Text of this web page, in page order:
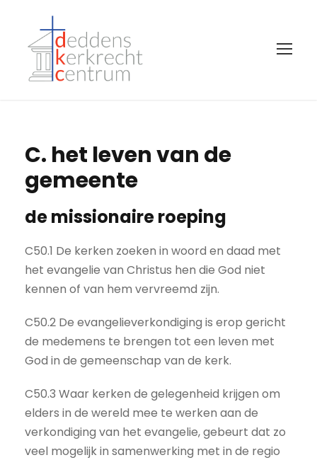
C. het leven van de
gemeente
de missionaire roeping
C50.1 De kerken zoeken in woord en daad met
het evangelie van Christus hen die God niet
kennen of van hem vervreemd zijn.
C50.2 De evangelieverkondiging is erop gericht
de medemens te brengen tot een leven met
God in de gemeenschap van de kerk.
C50.3 Waar kerken de gelegenheid krijgen om
elders in de wereld mee te werken aan de
verkondiging van het evangelie, gebeurt dat zo
veel mogelijk in samenwerking met in de regio